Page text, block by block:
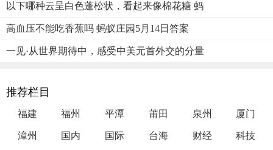
以下哪种云呈白色蓬松状，看起来像棉花糖 蚂
高血压不能吃香蕉吗 蚂蚁庄园5月14日答案
一见·从世界期待中，感受中美元首外交的分量
推荐栏目
福建 福州 平潭 莆田 泉州 厦门
漳州 国内 国际 台海 财经 科技